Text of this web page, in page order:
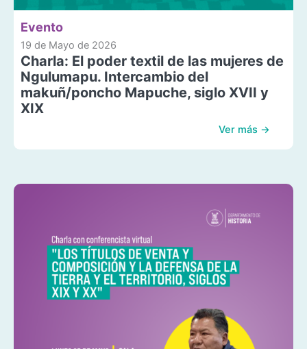
Evento
19 de Mayo de 2026
Charla: El poder textil de las mujeres de
Ngulumapu. Intercambio del
makuñ/poncho Mapuche, siglo XVII y
XIX
Ver más →